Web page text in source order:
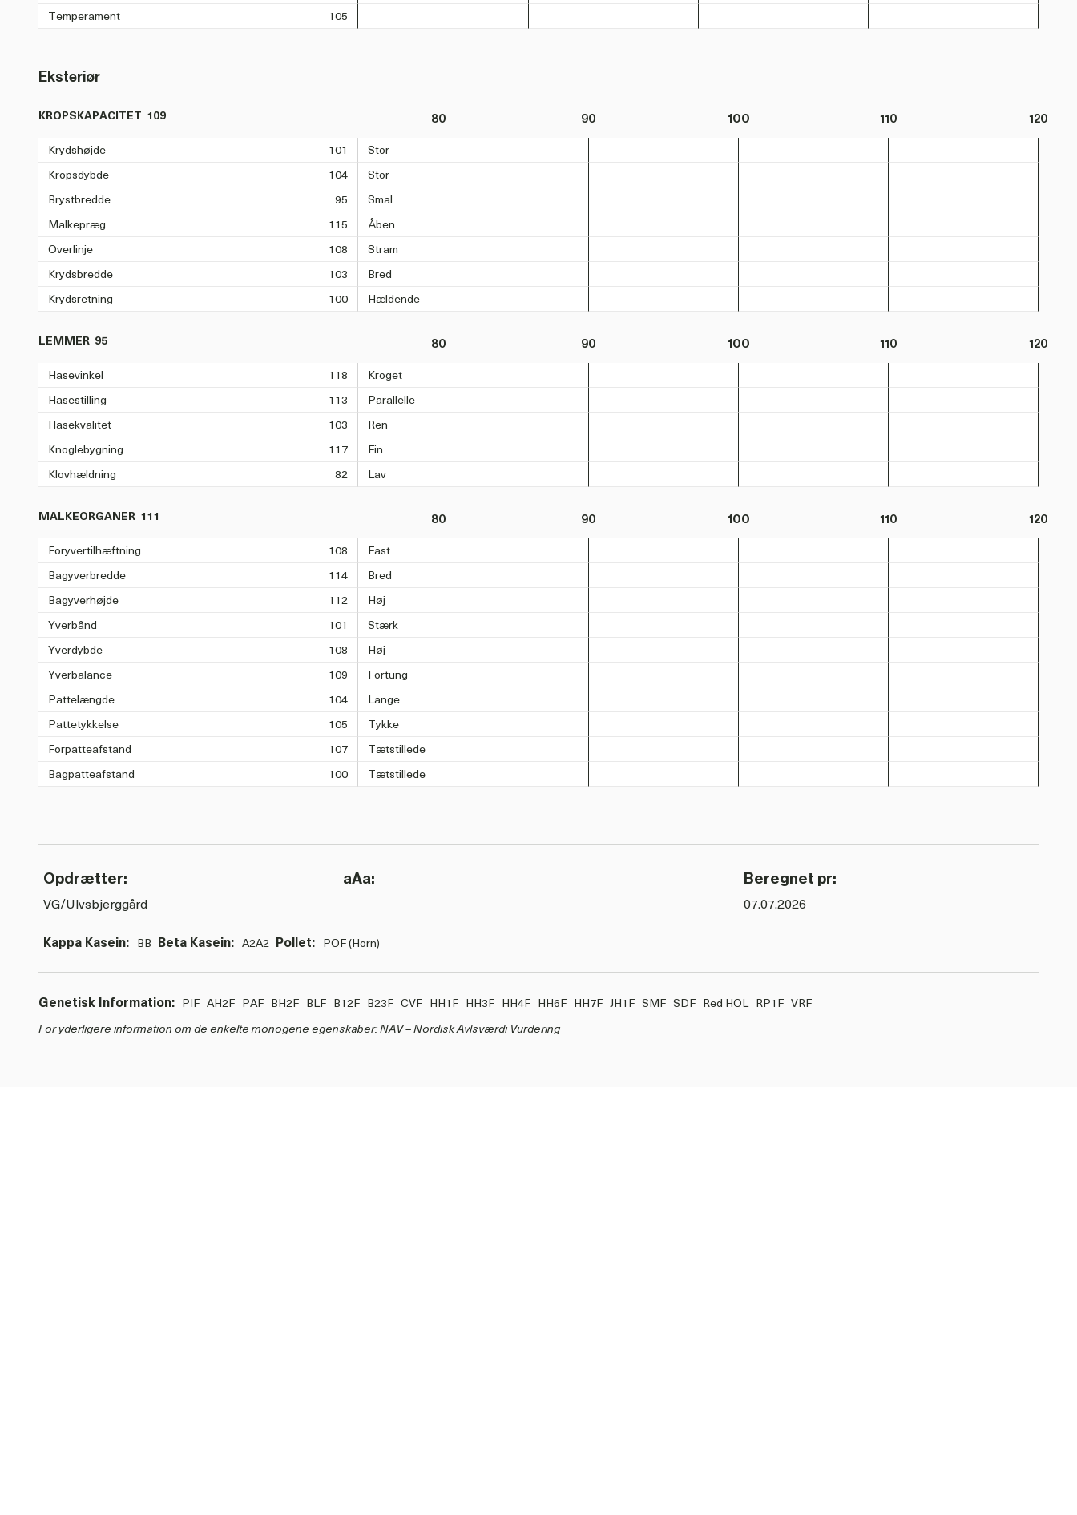
Temperament
105
Eksteriør
KROPSKAPACITET 109 80 90 100 110 120
Krydshøjde 101
Stor
Kropsdybde
104
Stor
Brystbredde
95
Smal
Malkepræg
115
Åben
Overlinje
108
Stram
Krydsbredde
103
Bred
Krydsretning
100 Hældende
LEMMER 95 80 90 100 110 120
Hasevinkel 118
Kroget
Hasestilling
113
Parallelle
Hasekvalitet
103
Ren
Knoglebygning
117
Fin
Klovhældning
82 Lav
MALKEORGANER 111 80 90 100 110 120
Foryvertilhæftning 108
Fast
Bagyverbredde
114
Bred
Bagyverhøjde
112
Høj
Yverbånd
101
Stærk
Yverdybde
108
Høj
Yverbalance
109
Fortung
Pattelængde
104
Lange
Pattetykkelse
105
Tykke
Forpatteafstand
107
Tætstillede
Bagpatteafstand
100 Tætstillede
Opdrætter: aAa: Beregnet pr:
VG/Ulvsbjerggård
07.07.2026
Kappa Kasein: BB Beta Kasein: A2A2 Pollet: POF (Horn)
Genetisk Information: PIF AH2F PAF BH2F BLF B12F B23F CVF HH1F HH3F HH4F HH6F HH7F JH1F SMF SDF Red HOL RP1F VRF
For yderligere information om de enkelte monogene egenskaber:NAV – Nordisk Avlsværdi Vurdering